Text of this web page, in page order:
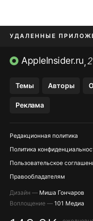
УДАЛЕННЫЕ
ПРИЛОЖЕНИЯ БЕЗ APP
AppleInsider.ru,
Темы Авторы
Реклама
Редакционная политика
Политика
Пользовательское
Правообладателям
Дизайн — Миша Гончаров
Воплощение — 101 Медиа